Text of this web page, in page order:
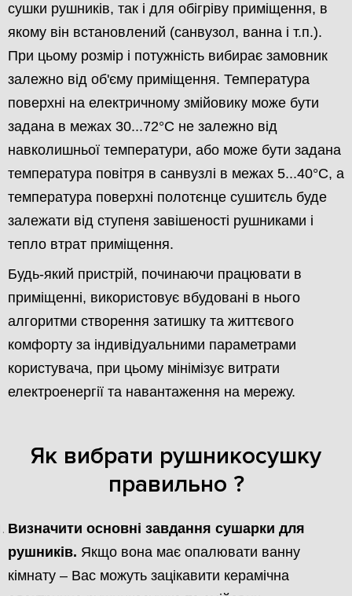
сушки рушників, так і для обігріву приміщення, в
якому він встановлений (санвузол, ванна і т.п.).
При цьому розмір і потужність вибирає замовник
залежно від об'єму приміщення. Температура
поверхні на електричному змійовику може бути
задана в межах 30...72°С не залежно від
навколишньої температури, або може бути задана
температура повітря в санвузлі в межах 5...40°С, а
температура поверхні полотєнце сушитєль буде
залежати від ступеня завішеності рушниками і
тепло втрат приміщення.
Будь-який пристрій, починаючи працювати в
приміщенні, використовує вбудовані в нього
алгоритми створення затишку та життєвого
комфорту за індивідуальними параметрами
користувача, при цьому мінімізує витрати
електроенергії та навантаження на мережу.
Як вибрати рушникосушку
правильно ?
Визначити основні завдання сушарки для
рушників. Якщо вона має опалювати ванну
кімнату – Вас можуть зацікавити керамічна